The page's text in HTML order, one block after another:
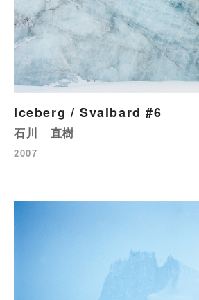
Iceberg / Svalbard #6
石川 直樹
2007